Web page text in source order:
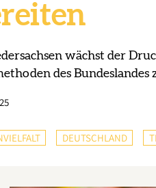
wächst der
des Bundeslandes
DEUTSCHLAND